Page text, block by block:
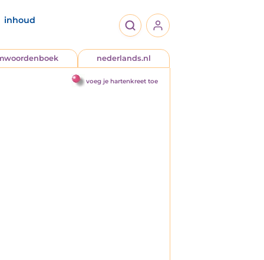
inhoud
nederlands.nl
voeg je hartenkreet toe